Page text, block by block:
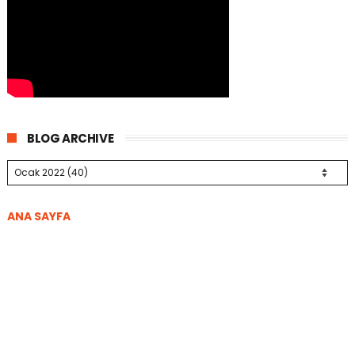
BLOG ARCHIVE
ANA SAYFA